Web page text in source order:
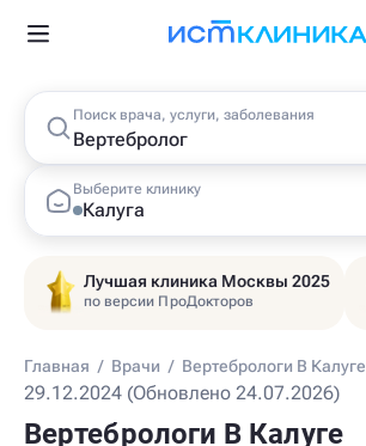
Поиск врача, услуги, заболевания
Выберите клинику
Калуга
Лучшая клиника Москвы 2025
по версии ПроДокторов
Главная / Врачи / Вертебрологи В Калуге
29.12.2024 (Обновлено 24.07.2026)
Вертебрологи В Калуге